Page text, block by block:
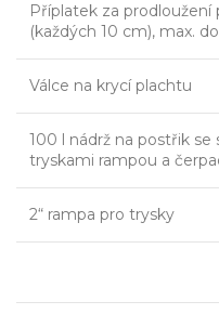
Příplatek za prodloužení
(každých 10 cm), max.
Válce na krycí plachtu
100 l nádrž na postřik se
tryskami rampou a
2“ rampa pro trysky